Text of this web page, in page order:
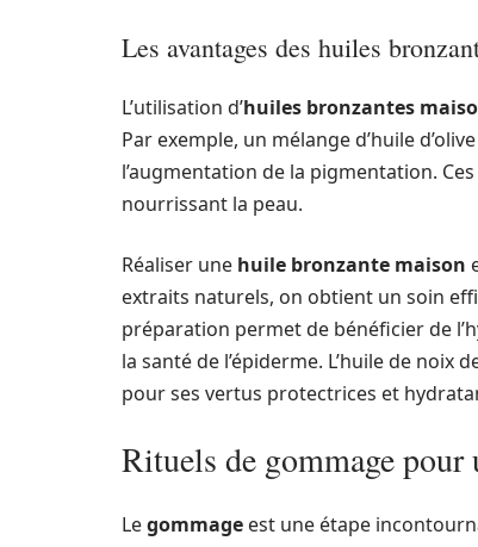
Les avantages des huiles
L’utilisation d’huiles bronzantes
Par exemple, un mélange d’huile
l’augmentation de la pigmentation.
nourrissant la peau.
Réaliser une huile bronzante maison
extraits naturels, on obtient un soin
préparation permet de bénéficier de
la santé de l’épiderme. L’huile de noix
pour ses vertus protectrices et
Rituels de gommage pour
Legommage est une étape